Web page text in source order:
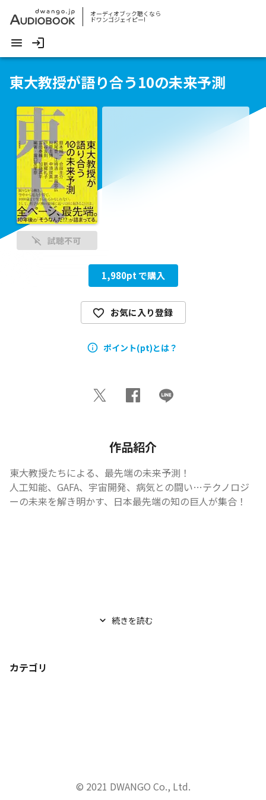
オーディオブック聴くなら
ドワンゴジェイピー!
東大教授が語り合う10の未来予測
試聴不可
1,980pt で購入
お気に入り登録
ポイント(pt)とは？
作品紹介
東大教授たちによる、最先端の未来予測！
人工知能、GAFA、宇宙開発、病気との闘い…テクノロジ
ーの未来を解き明かす、日本最先端の知の巨人が集合！
続きを読む
カテゴリ
© 2021 DWANGO Co., Ltd.